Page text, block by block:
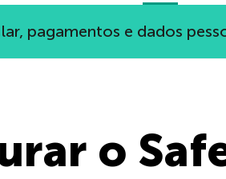
pagamentos e dados
o